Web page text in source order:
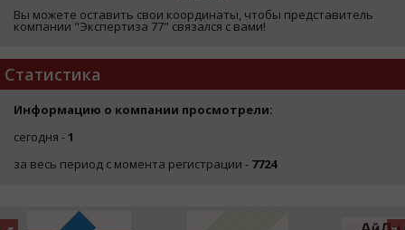
Вы можете оставить свои координаты, чтобы представитель
компании "Экспертиза 77" связался с вами!
Статистика
Информацию о компании просмотрели:
сегодня -1
за весь период с момента регистрации - 7724